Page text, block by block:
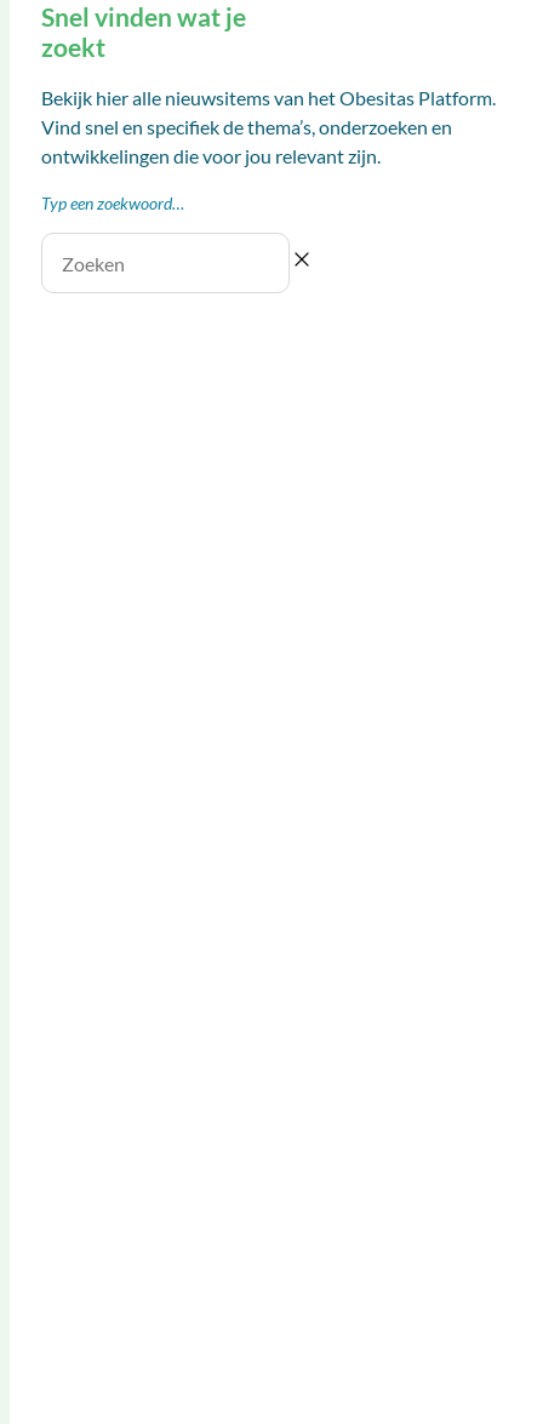
Snel vinden wat je
zoekt
Bekijk hier alle nieuwsitems van het Obesitas Platform.
Vind snel en specifiek de thema’s, onderzoeken en
ontwikkelingen die voor jou relevant zijn.
Typ een zoekwoord…